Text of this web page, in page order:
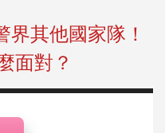
其他國家隊！
面對？